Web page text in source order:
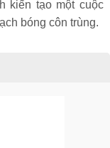
kiến tạo một cuộc
bóng côn trùng.